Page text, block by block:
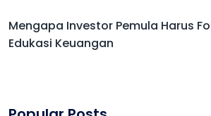
Mengapa Investor Pemula Harus
Edukasi Keuangan